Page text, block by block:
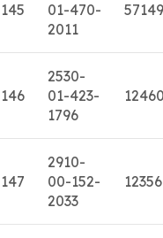
145
01-470-
2011
146
2530-
01-423-
1796
147
2910-
00-152-
2033